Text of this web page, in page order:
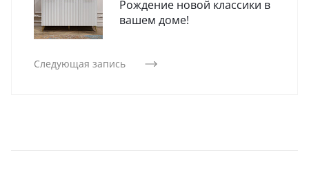
Рождение новой классики в
вашем доме!
Следующая запись